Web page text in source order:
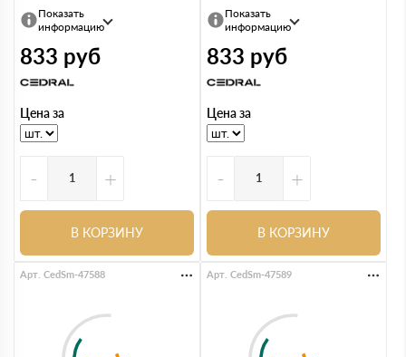
Показать
информацию
833 руб
Цена за
- +
В КОРЗИНУ
Показать
информацию
833 руб
Цена за
- +
В КОРЗИНУ
Арт. CedSm-47588 Арт. CedSm-47589